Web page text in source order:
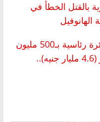
بالقتل الخطأ في
مصطفى بكري ينفي شراء طائرة رئاسية بـ500 مليون
دولار: سعرها 240 مليون دولار (4.6 مليار جنيه)..